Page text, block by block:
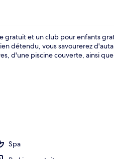
gratuit et un club pour enfants
détendu, vous savourerez
d'une piscine couverte, ainsi
Spa